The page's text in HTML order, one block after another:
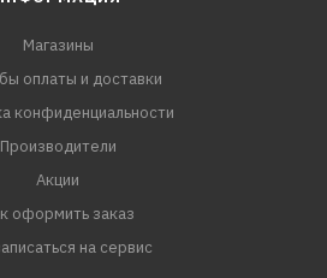
Магазины
оплаты и доставки
конфиденциальности
Производители
Акции
оформить заказ
на сервис